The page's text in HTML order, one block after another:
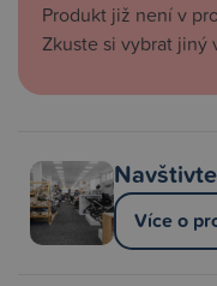
Produkt již není v
Zkuste si vybrat jiný
Více o